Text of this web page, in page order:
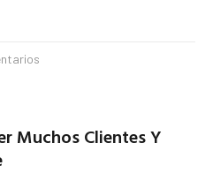
Muchos Clientes Y